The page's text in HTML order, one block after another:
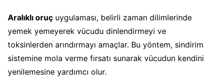
Aralıklı oruç uygulaması, belirli zaman dilimlerinde
yemek yemeyerek vücudu dinlendirmeyi ve
toksinlerden arındırmayı amaçlar. Bu yöntem, sindirim
sistemine mola verme fırsatı sunarak vücudun kendini
yenilemesine yardımcı olur.